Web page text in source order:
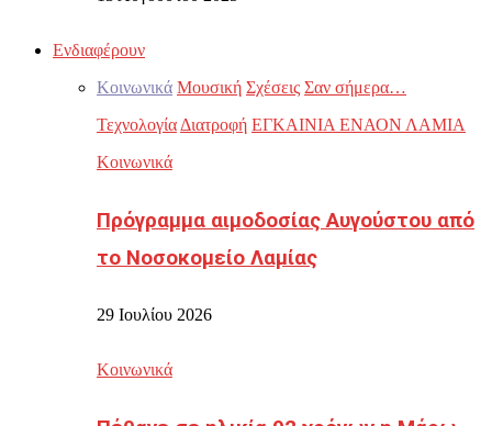
Ενδιαφέρουν
Κοινωνικά Μουσική Σχέσεις Σαν σήμερα…
Τεχνολογία Διατροφή ΕΓΚΑΙΝΙΑ ΕΝΑΟΝ ΛΑΜΙΑ
Κοινωνικά
Πρόγραμμα αιμοδοσίας Αυγούστου από
το Νοσοκομείο Λαμίας
29 Ιουλίου 2026
Κοινωνικά